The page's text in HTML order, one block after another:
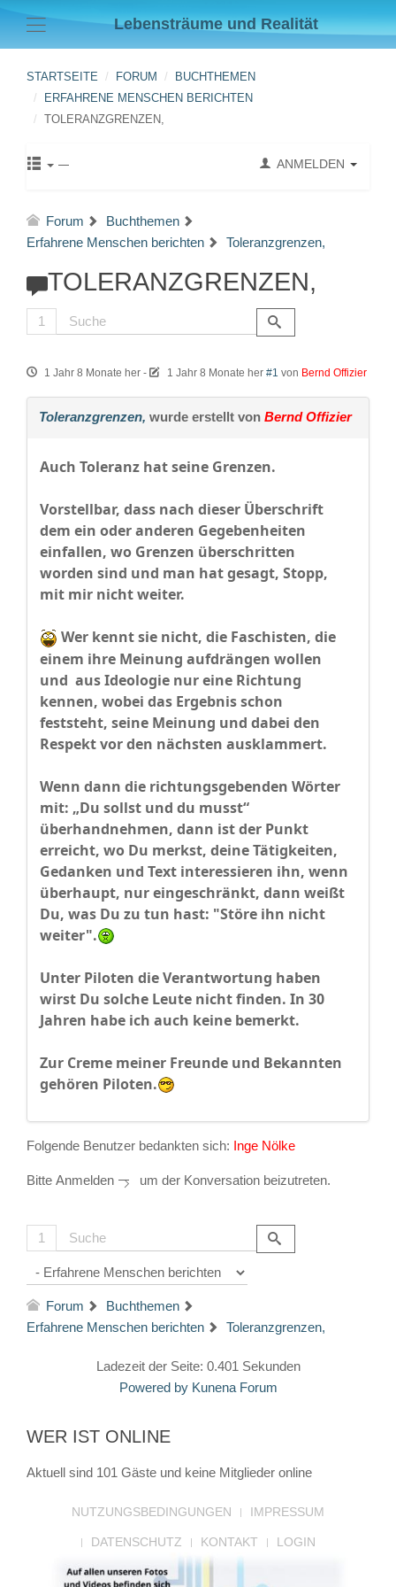
Lebensträume und Realität
STARTSEITE FORUM
BUCHTHEMEN
ERFAHRENE MENSCHEN BERICHTEN
TOLERANZGRENZEN,
ANMELDEN
Forum
Buchthemen
Erfahrene Menschen berichten
Toleranzgrenzen,
TOLERANZGRENZEN,
1
1 Jahr 8 Monate her - 1 Jahr 8 Monate her #1 von Bernd Offizier
Toleranzgrenzen, wurde erstellt von Bernd Offizier
Auch Toleranz hat seine Grenzen.
Vorstellbar, dass nach dieser Überschrift
dem ein oder anderen Gegebenheiten
einfallen, wo Grenzen überschritten
worden sind und man hat gesagt, Stopp,
mit mir nicht weiter.
Wer kennt sie nicht, die Faschisten, die
einem ihre Meinung aufdrängen wollen
und aus Ideologie nur eine Richtung
kennen, wobei das Ergebnis schon
feststeht, seine Meinung und dabei den
Respekt vor den nächsten ausklammert.
Wenn dann die richtungsgebenden Wörter
mit: „Du sollst und du musst“
überhandnehmen, dann ist der Punkt
erreicht, wo Du merkst, deine Tätigkeiten,
Gedanken und Text interessieren ihn, wenn
überhaupt, nur eingeschränkt, dann weißt
Du, was Du zu tun hast: "Störe ihn nicht
weiter".
Unter Piloten die Verantwortung haben
wirst Du solche Leute nicht finden. In 30
Jahren habe ich auch keine bemerkt.
Zur Creme meiner Freunde und Bekannten
gehören Piloten.
Folgende Benutzer bedankten sich: Inge Nölke
Bitte Anmelden um der Konversation beizutreten.
1
Forum
Buchthemen
Erfahrene Menschen berichten
Toleranzgrenzen,
Ladezeit der Seite: 0.401 Sekunden
Powered by Kunena Forum
WER IST ONLINE
Aktuell sind 101 Gäste und keine Mitglieder online
NUTZUNGSBEDINGUNGEN IMPRESSUM
DATENSCHUTZ KONTAKT LOGIN